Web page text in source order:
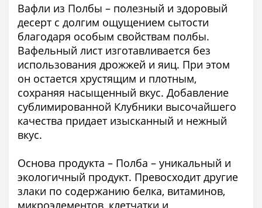
Вафли из Полбы – полезный и здоровый
десерт с долгим ощущением сытости
благодаря особым свойствам полбы.
Вафельный лист изготавливается без
использования дрожжей и яиц. При этом
он остается хрустящим и плотным,
сохраняя насыщенный вкус. Добавление
сублимированной Клубники высочайшего
качества придает изысканный и нежный
вкус.
Основа продукта – Полба – уникальный и
экологичный продукт. Превосходит другие
злаки по содержанию белка, витаминов,
микроэлементов, клетчатки и